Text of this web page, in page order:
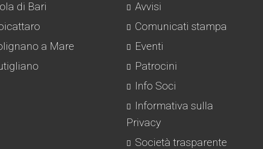
di Bari
a Mare
Avvisi
Comunicati stampa
Eventi
Patrocini
Info Soci
Informativa sulla
Privacy
Società trasparente